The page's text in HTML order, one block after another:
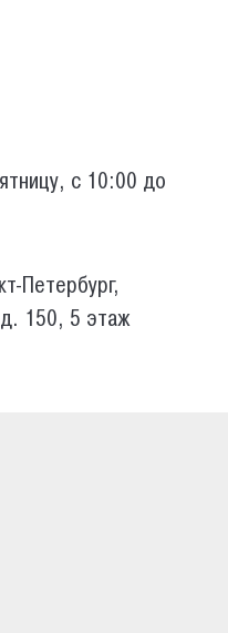
с 10:00 до
Петербург,
д. 150, 5 этаж